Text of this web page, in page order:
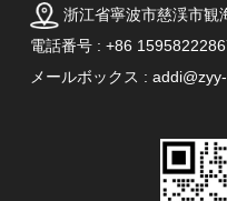
浙江省寧波市慈渓市観
電話番号 : +86
メールボックス :